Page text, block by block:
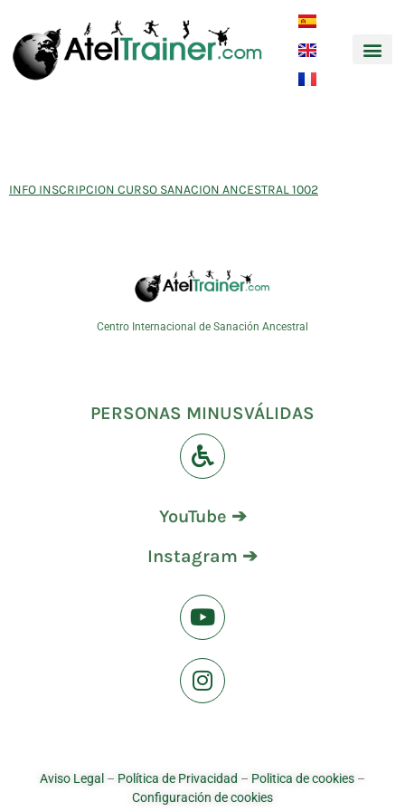
INFO INSCRIPCION CURSO SANACION ANCESTRAL 1002
Centro Internacional de Sanación Ancestral
PERSONAS MINUSVÁLIDAS
YouTube ➔
Instagram ➔
Aviso Legal – Política de Privacidad – Politica de cookies –
Configuración de cookies